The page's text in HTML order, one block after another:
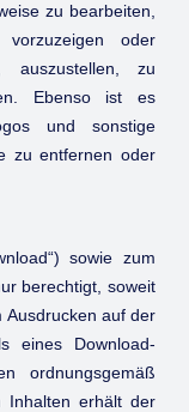
zu bearbeiten,
oder
auszustellen, zu
Ebenso ist es
und sonstige
zu entfernen oder
sowie zum
berechtigt, soweit
Ausdrucken auf der
eines Download-
ordnungsgemäß
Inhalten erhält der